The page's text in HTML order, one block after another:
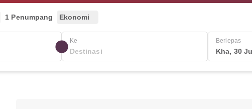
1 Penumpang Ekonomi
Ke Berlepas
Kha, 30